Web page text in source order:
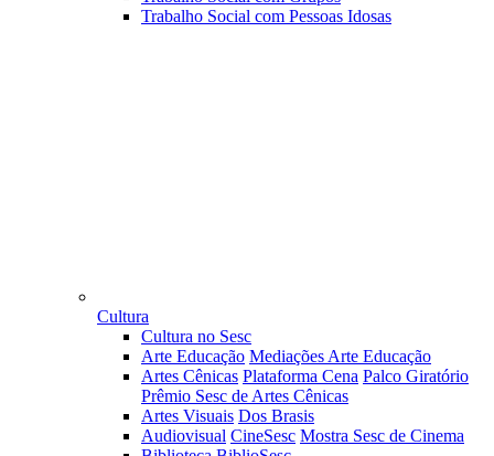
Trabalho Social com Pessoas Idosas
Cultura
Cultura no Sesc
Arte Educação Mediações Arte Educação
Artes Cênicas Plataforma Cena Palco Giratório
Prêmio Sesc de Artes Cênicas
Artes Visuais Dos Brasis
Audiovisual CineSesc Mostra Sesc de Cinema